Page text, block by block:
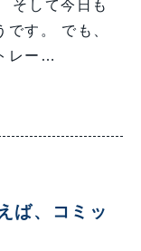
そして今日も
す。 でも、
レー…
ば、コミッ